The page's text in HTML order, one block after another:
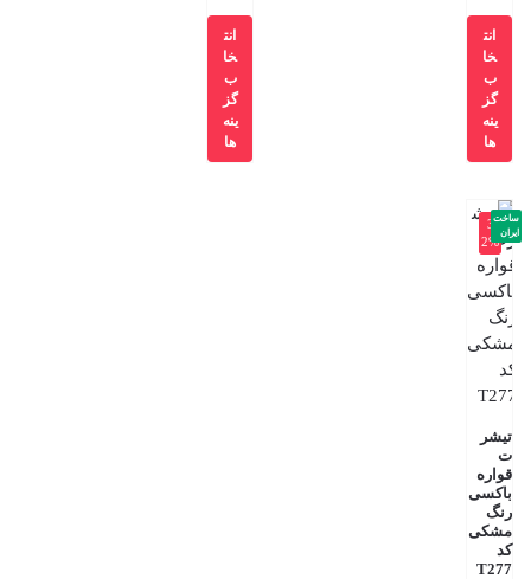
انت
خا
ب
گز
ینه
ها
انت
خا
ب
گز
ینه
ها
-3
2%
تیشر
ت
قواره
باکسی
رنگ
مشکی
کد
T277
ساخت
ایران